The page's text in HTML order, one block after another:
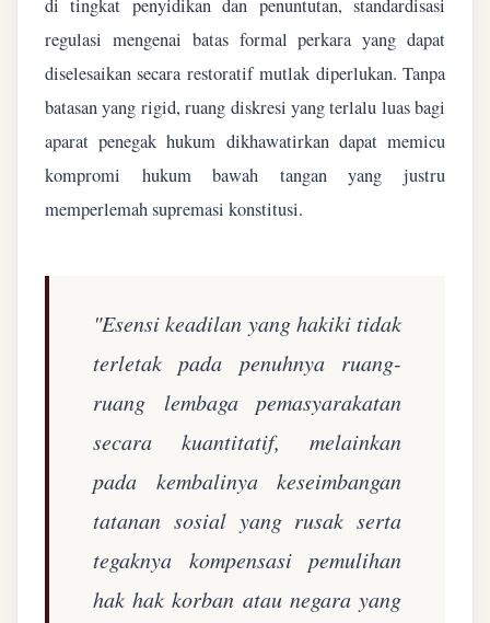
di tingkat penyidikan dan penuntutan, standardisasi
regulasi mengenai batas formal perkara yang dapat
diselesaikan secara restoratif mutlak diperlukan. Tanpa
batasan yang rigid, ruang diskresi yang terlalu luas bagi
aparat penegak hukum dikhawatirkan dapat memicu
kompromi hukum bawah tangan yang justru
memperlemah supremasi konstitusi.
"Esensi keadilan yang hakiki tidak
terletak pada penuhnya ruang-
ruang lembaga pemasyarakatan
secara kuantitatif, melainkan
pada kembalinya keseimbangan
tatanan sosial yang rusak serta
tegaknya kompensasi pemulihan
hak hak korban atau negara yang